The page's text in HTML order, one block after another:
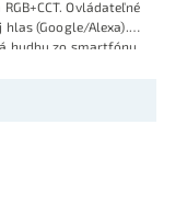
CT. Ovládateľné
hlas (Google/Alexa).
á hudbu zo smartfónu